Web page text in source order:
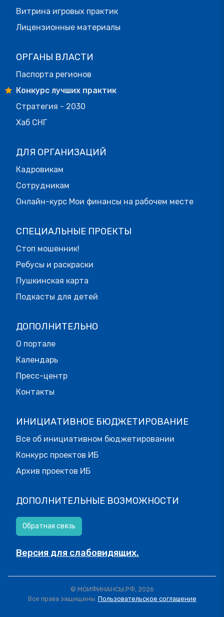
Витрина игровых практик
Лицензионные материалы
ОРГАНЫ ВЛАСТИ
Паспорта регионов
Конкурс лучших практик
Стратегия - 2030
Хаб СНГ
ДЛЯ ОРГАНИЗАЦИЙ
Кадровикам
Сотрудникам
Онлайн-курс Мои финансы на рабочем месте
СПЕЦИАЛЬНЫЕ ПРОЕКТЫ
Стоп мошенник!
Ребусы и раскраски
Пушкинская карта
Подкасты для детей
ДОПОЛНИТЕЛЬНО
О портале
Календарь
Пресс-центр
Контакты
ИНИЦИАТИВНОЕ БЮДЖЕТИРОВАНИЕ
Все об инициативном бюджетировании
Конкурс проектов ИБ
Архив проектов ИБ
ДОПОЛНИТЕЛЬНЫЕ ВОЗМОЖНОСТИ
Обратная связь
Версия для слабовидящих.
© МОИФИНАНСЫ.РФ, 2026
Все права защищены. Пользовательское соглашение